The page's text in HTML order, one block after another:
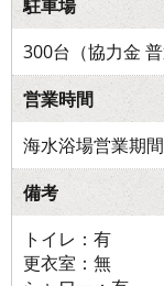
駐車場
300台（協力金 普
営業時間
海水浴場営業期
備考
トイレ：有
更衣室：無